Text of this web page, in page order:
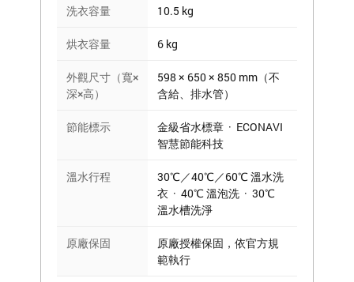
洗衣容量 10.5 kg
烘衣容量 6 kg
外觀尺寸（寬×
深×高）
598 × 650 × 850 mm（不
含給、排水管）
節能標示
金級省水標章 · ECONAVI
智慧節能科技
溫水行程
30℃／40℃／60℃ 溫水洗
衣 · 40℃ 溫泡洗 · 30℃
溫水槽洗淨
原廠保固
原廠授權保固，依官方規
範執行